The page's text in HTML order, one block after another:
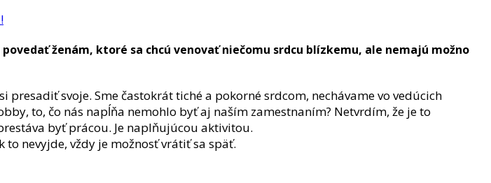
ženám, ktoré sa chcú venovať niečomu srdcu blízkemu, ale nemajú možno
svoje. Sme častokrát tiché a pokorné srdcom, nechávame vo vedúcich
to, čo nás napĺňa nemohlo byť aj naším zamestnaním? Netvrdím, že je to
byť prácou. Je naplňujúcou aktivitou.
nevyjde, vždy je možnosť vrátiť sa späť.